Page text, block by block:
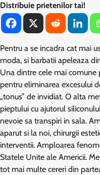
Distribuie prietenilor tai!
Pentru a se incadra cat mai
moda, si barbatii apeleaza
Una dintre cele mai comune
pentru eliminarea excesului
„tonus” de invidiat. O alta
pieptului cu ajutorul
nevoie sa transpiri in sala.
aparut si la noi, chirurgii
interventii. Amploarea
Statele Unite ale Americii.
tot mai multe cereri din